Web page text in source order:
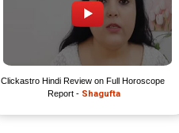
Clickastro Hindi Review on Full Horoscope
Report - Shagufta